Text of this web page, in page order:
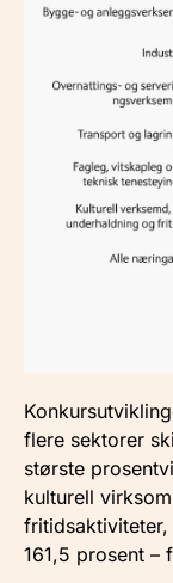
flere sektorer
største
kulturell
161,5 prosent –